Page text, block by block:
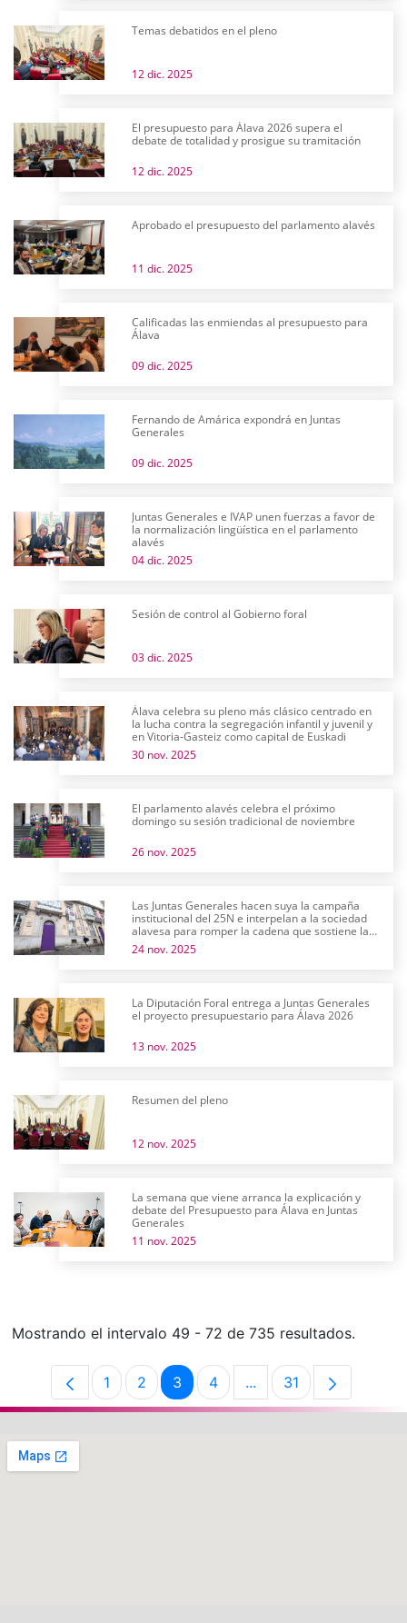
Temas debatidos en el pleno
12 dic. 2025
El presupuesto para Álava 2026 supera el
debate de totalidad y prosigue su tramitación
12 dic. 2025
Aprobado el presupuesto del parlamento alavés
11 dic. 2025
Calificadas las enmiendas al presupuesto para
Álava
09 dic. 2025
Fernando de Amárica expondrá en Juntas
Generales
09 dic. 2025
Juntas Generales e IVAP unen fuerzas a favor de
la normalización lingüística en el parlamento
alavés
04 dic. 2025
Sesión de control al Gobierno foral
03 dic. 2025
Álava celebra su pleno más clásico centrado en
la lucha contra la segregación infantil y juvenil y
en Vitoria-Gasteiz como capital de Euskadi
30 nov. 2025
El parlamento alavés celebra el próximo
domingo su sesión tradicional de noviembre
26 nov. 2025
Las Juntas Generales hacen suya la campaña
institucional del 25N e interpelan a la sociedad
alavesa para romper la cadena que sostiene la
violencia machista
24 nov. 2025
La Diputación Foral entrega a Juntas Generales
el proyecto presupuestario para Álava 2026
13 nov. 2025
Resumen del pleno
12 nov. 2025
La semana que viene arranca la explicación y
debate del Presupuesto para Álava en Juntas
Generales
11 nov. 2025
Mostrando el intervalo 49 - 72 de 735 resultados.
Página
1 Página
2 Página
3 Página
4 ...Páginas intermedias
Página
31